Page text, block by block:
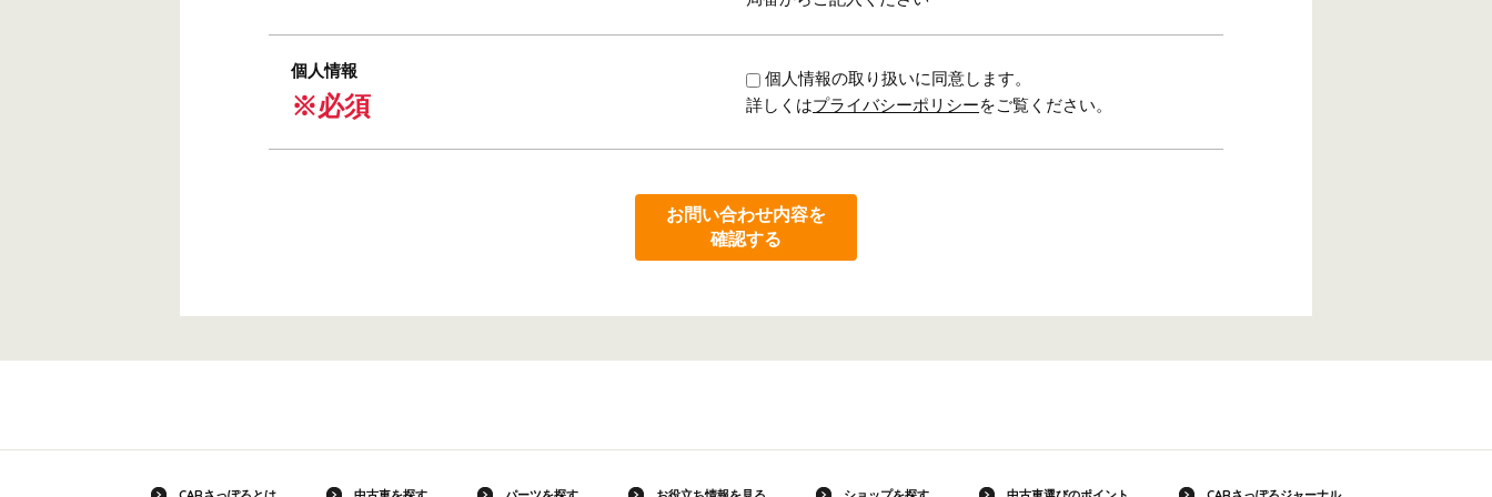
個人情報
※必須
個人情報の取り扱いに同意します。
詳しくはプライバシーポリシーをご覧ください。
お問い合わせ内容を
確認する